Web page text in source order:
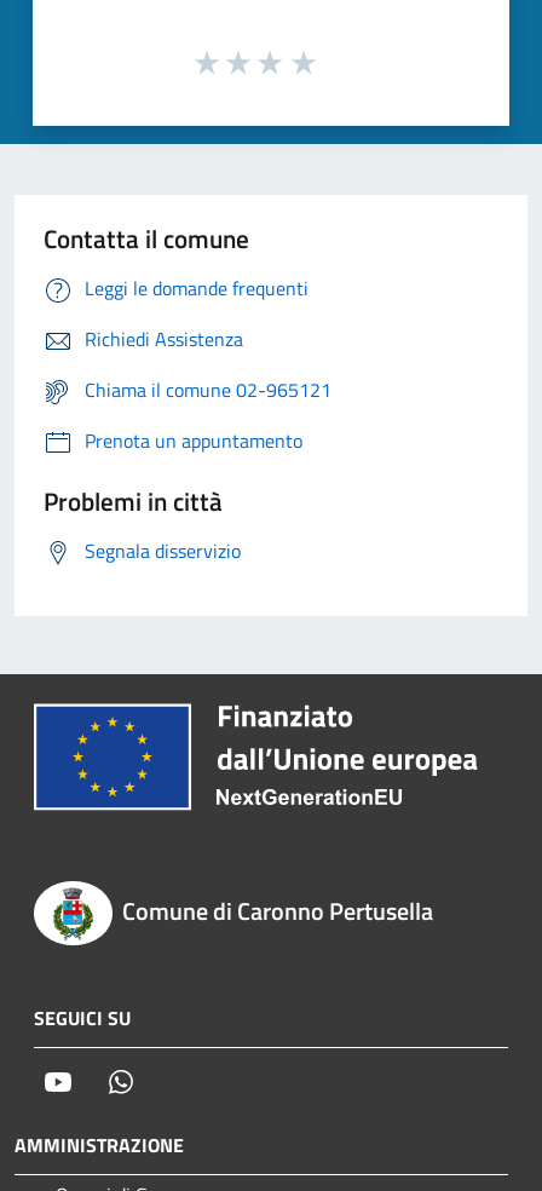
Contatta il comune
Leggi le domande frequenti
Richiedi Assistenza
Chiama il comune 02-965121
Prenota un appuntamento
Problemi in città
Segnala disservizio
Comune di Caronno Pertusella
SEGUICI SU
Youtube
AMMINISTRAZIONE